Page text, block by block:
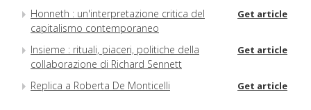
Honneth : un'interpretazione critica del
capitalismo contemporaneo
Get article
Insieme : rituali, piaceri, politiche della
collaborazione di Richard Sennett
Get article
Replica a Roberta De Monticelli Get article